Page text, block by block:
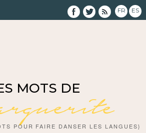
FR ES
MOTS DE
POUR FAIRE DANSER LES LANGUES}